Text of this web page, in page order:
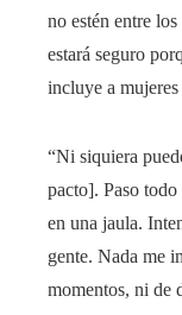
no estén entre
estará seguro
incluye a
“Ni siquiera
pacto]. Paso
en una jaula.
gente. Nada me
momentos, ni de